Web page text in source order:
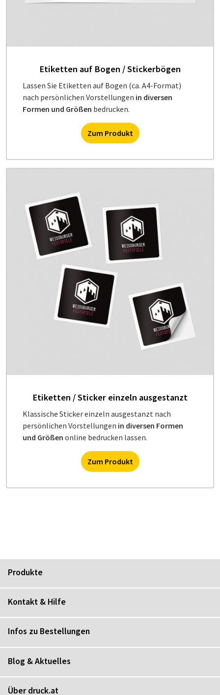
Etiketten auf Bogen / Stickerbögen
Lassen Sie Etiketten auf Bogen (ca. A4-Format)
nach persönlichen Vorstellungen in diversen
Formen und Größen bedrucken.
Zum Produkt
Etiketten / Sticker einzeln ausgestanzt
Klassische Sticker einzeln ausgestanzt nach
persönlichen Vorstellungen in diversen Formen
und Größen online bedrucken lassen.
Zum Produkt
Produkte
Kontakt & Hilfe
Infos zu Bestellungen
Blog & Aktuelles
Über druck.at